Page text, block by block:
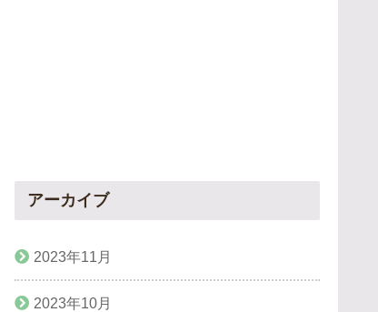
アーカイブ
2023年11月
2023年10月